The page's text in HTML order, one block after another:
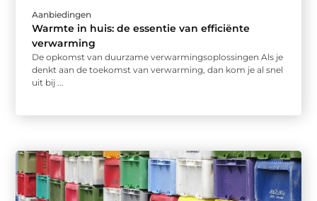
Aanbiedingen
Warmte in huis: de essentie van efficiënte
verwarming
De opkomst van duurzame verwarmingsoplossingen Als je
denkt aan de toekomst van verwarming, dan kom je al snel
uit bij ...